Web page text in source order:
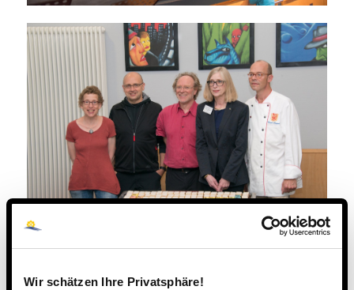
Wir schätzen Ihre Privatsphäre!